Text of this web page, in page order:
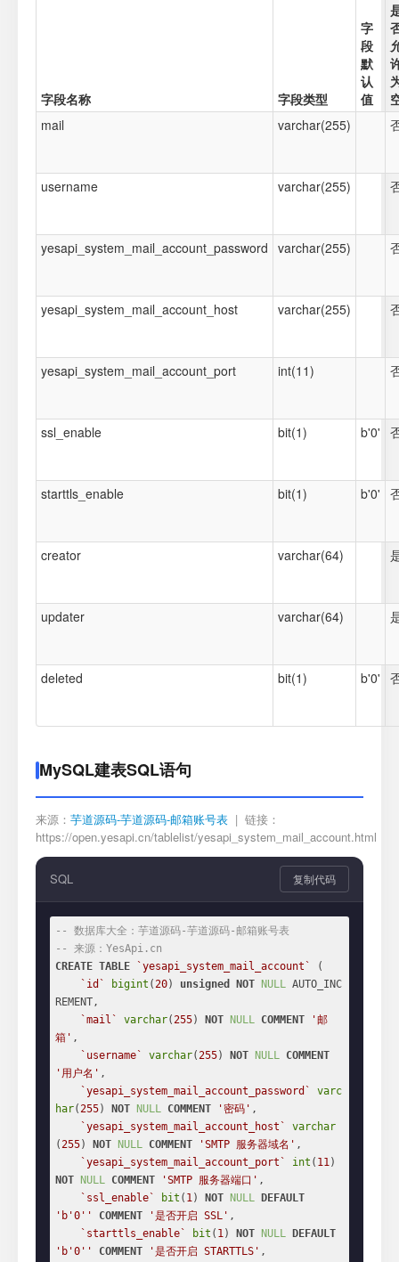
字段名称 字段类型
字
段
默
认
值
mail
varchar(255)
username varchar(255)
yesapi_system_mail_account_password varchar(255)
yesapi_system_mail_account_host varchar(255)
yesapi_system_mail_account_port int(11)
ssl_enable bit(1) b'0'
starttls_enable bit(1) b'0'
creator varchar(64)
updater varchar(64)
deleted bit(1) b'0'
MySQL建表SQL语句
来源： 芋道源码-芋道源码-邮箱账号表 | 链接：
https://open.yesapi.cn/tablelist/yesapi_system_mail_account.html
SQL 复制代码
-- 数据库大全：芋道源码-芋道源码-邮箱账号表
-- 来源：YesApi.cn
CREATE TABLE `yesapi_system_mail_account`
(
`id`
bigint (20) unsigned NOT NULL AUTO_INC
REMENT,
`mail`
varchar(255) NOT NULL COMMENT
'邮
箱' ,
`username`
varchar(255) NOT NULL COMMENT
'用户名' ,
`yesapi_system_mail_account_password`
varc
har(255) NOT NULL COMMENT '密码' ,
`yesapi_system_mail_account_host`
varchar
(255) NOT NULL COMMENT 'SMTP 服务器域名' ,
`yesapi_system_mail_account_port`
int ( 11
NOT
NULL COMMENT 'SMTP 服务器端口' ,
`ssl_enable`
bit ( 1) NOT NULL
DEFAULT
'b'0 '' COMMENT '是否开启 SSL' ,
`starttls_enable`
bit ( 1) NOT NULL
DEFAULT
'b'0 '' COMMENT '是否开启 STARTTLS' ,